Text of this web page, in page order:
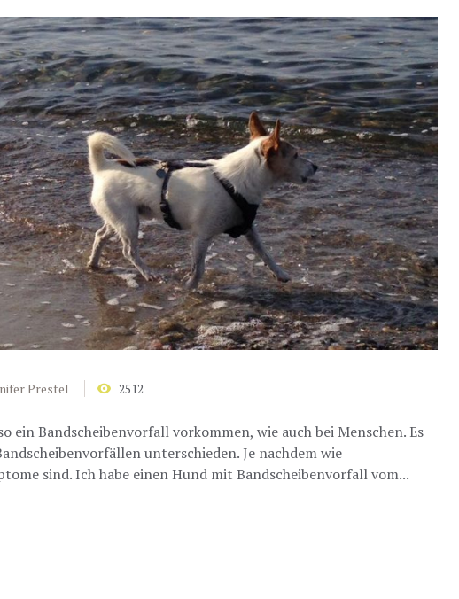
Prestel 2512
ein Bandscheibenvorfall vorkommen, wie auch bei Menschen. Es
unterschieden. Je nachdem wie
sind. Ich habe einen Hund mit Bandscheibenvorfall vom...